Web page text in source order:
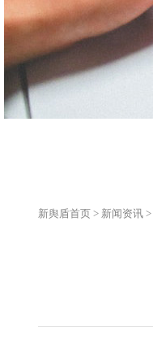
新舆盾首页 > 新闻资讯 >